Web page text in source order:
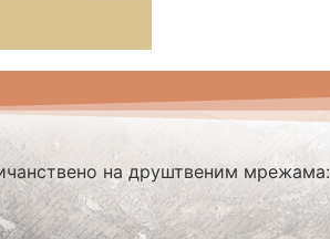
на друштвеним мрежама: